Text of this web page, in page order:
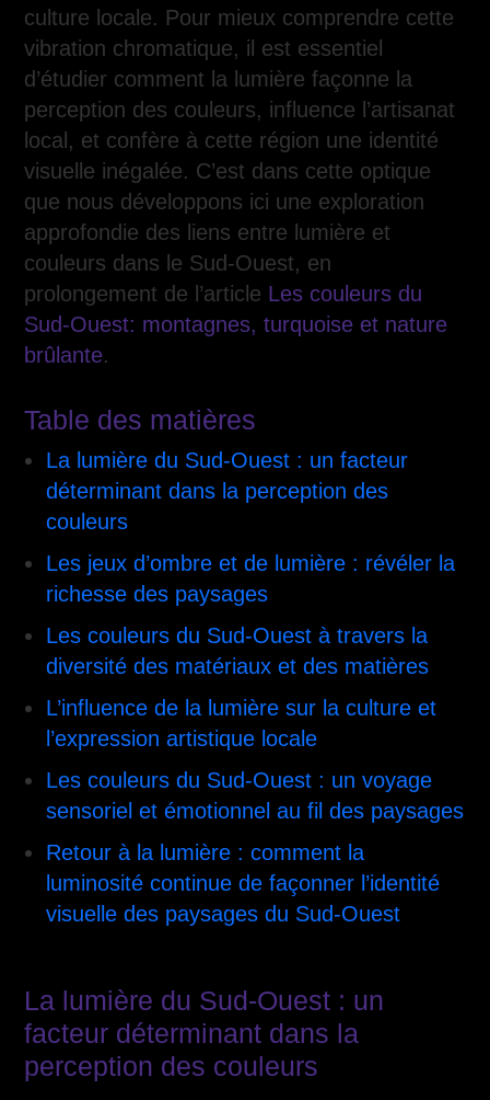
culture locale. Pour mieux comprendre cette
vibration chromatique, il est essentiel
d’étudier comment la lumière façonne la
perception des couleurs, influence l’artisanat
local, et confère à cette région une identité
visuelle inégalée. C’est dans cette optique
que nous développons ici une exploration
approfondie des liens entre lumière et
couleurs dans le Sud-Ouest, en
prolongement de l’article Les couleurs du
Sud-Ouest: montagnes, turquoise et nature
brûlante.
Table des matières
La lumière du Sud-Ouest : un facteur
déterminant dans la perception des
couleurs
Les jeux d’ombre et de lumière : révéler la
richesse des paysages
Les couleurs du Sud-Ouest à travers la
diversité des matériaux et des matières
L’influence de la lumière sur la culture et
l’expression artistique locale
Les couleurs du Sud-Ouest : un voyage
sensoriel et émotionnel au fil des paysages
Retour à la lumière : comment la
luminosité continue de façonner l’identité
visuelle des paysages du Sud-Ouest
La lumière du Sud-Ouest : un
facteur déterminant dans la
perception des couleurs